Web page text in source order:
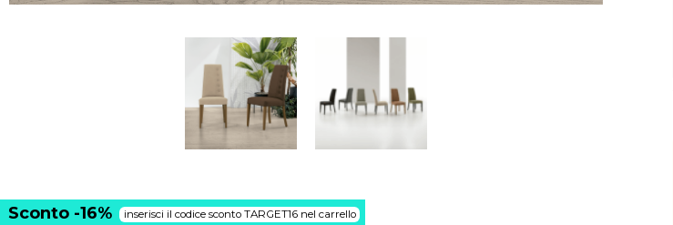
Sconto -16% inserisci il codice sconto TARGET16 nel carrello